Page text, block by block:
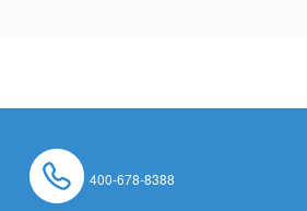
400-678-8388